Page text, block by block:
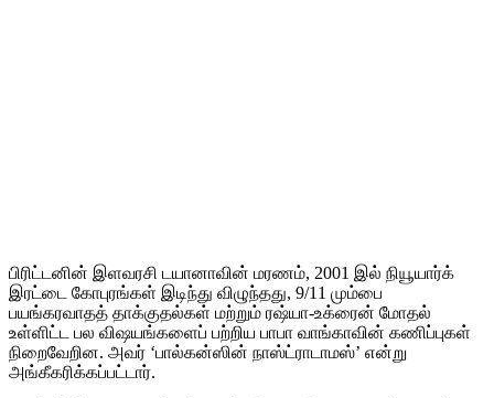
பிரிட்டனின் இளவரசி டயானாவின் மரணம், 2001 இல் நியூயார்க்
இரட்டை கோபுரங்கள் இடிந்து விழுந்தது, 9/11 மும்பை
பயங்கரவாதத் தாக்குதல்கள் மற்றும் ரஷ்யா-உக்ரைன் மோதல்
உள்ளிட்ட பல விஷயங்களைப் பற்றிய பாபா வாங்காவின் கணிப்புகள்
நிறைவேறின. அவர் ‘பால்கன்ஸின் நாஸ்ட்ராடாமஸ்’ என்று
அங்கீகரிக்கப்பட்டார்.